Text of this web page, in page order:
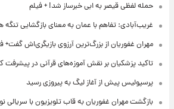
حمله لفظی قیصر به ابی خبرساز شد! + فیلم
غریب‌آبادی: تفاهم با عمان به معنای بازگشایی
مهران غفوریان از بزرگ‌ترین آرزوی بازیگری‌اش گفت+
تاکید پزشکیان بر نقش آموزه‌های قرآنی در پیشرفت
پرسپولیس پیش از آغاز لیگ به پیروزی رسید
بازگشت مهران غفوریان به قاب تلویزیون با سریالی